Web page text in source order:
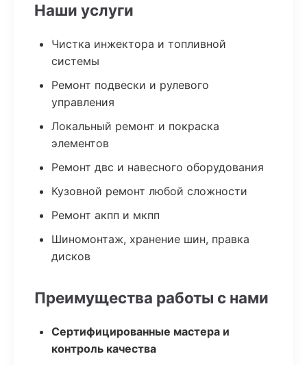
Наши услуги
Чистка инжектора и топливной
системы
Ремонт подвески и рулевого
управления
Локальный ремонт и покраска
элементов
Ремонт двс и навесного оборудования
Кузовной ремонт любой сложности
Ремонт акпп и мкпп
Шиномонтаж, хранение шин, правка
дисков
Преимущества работы с нами
Сертифицированные мастера и
контроль качества